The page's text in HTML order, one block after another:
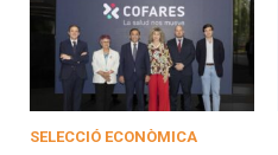
SELECCIÓ ECONÒMICA